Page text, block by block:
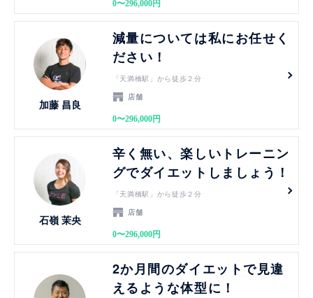
0〜296,000円
加藤 昌良
減量については私にお任せく
ださい！
「天満橋駅」から徒歩２分
店舗
0〜296,000円
石嶺 茉央
辛く無い、楽しいトレーニン
グでダイエットしましょう！
「天満橋駅」から徒歩２分
店舗
0〜296,000円
2か月間のダイエットで見違
えるような体型に！